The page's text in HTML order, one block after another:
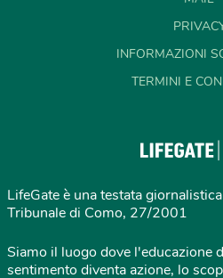
INFORMAZIONI
TERMINI E
LifeGate è una testata
Tribunale di Como, 27/2001
Siamo il luogo dove l'educazione
sentimento diventa azione, lo